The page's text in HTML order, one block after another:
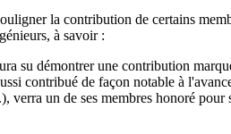
la contribution de certains
à savoir :
su démontrer une contribution
contribué de façon notable à
un de ses membres honoré